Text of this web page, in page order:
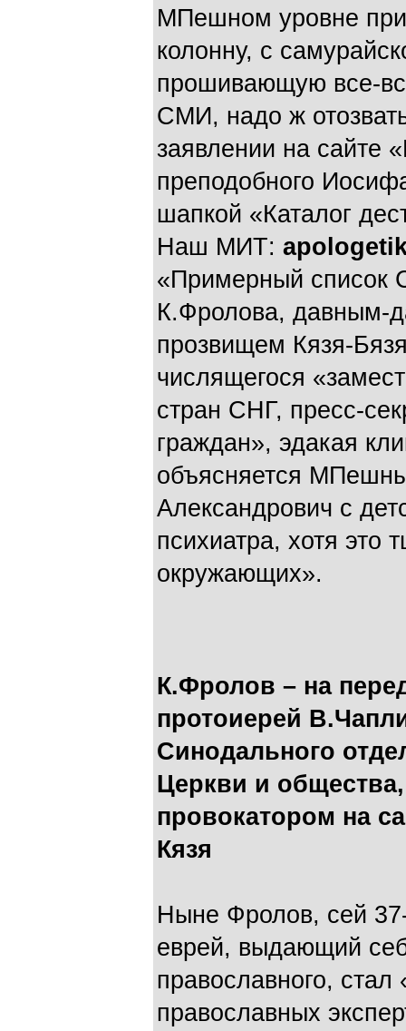
МПешном уровне
колонну, с
прошивающую все-
СМИ, надо ж
заявлении на сайте
преподобного
шапкой «Каталог
Наш МИТ:
«Примерный список
К.Фролова, давным-
прозвищем Кязя-
числящегося
стран СНГ, пресс-
граждан», эдакая
объясняется
Александрович с
психиатра, хотя это
окружающих».
К.Фролов – на
протоиерей
Синодального
Церкви и
провокатором на
Кязя
Ныне Фролов, сей
еврей, выдающий
православного,
православных